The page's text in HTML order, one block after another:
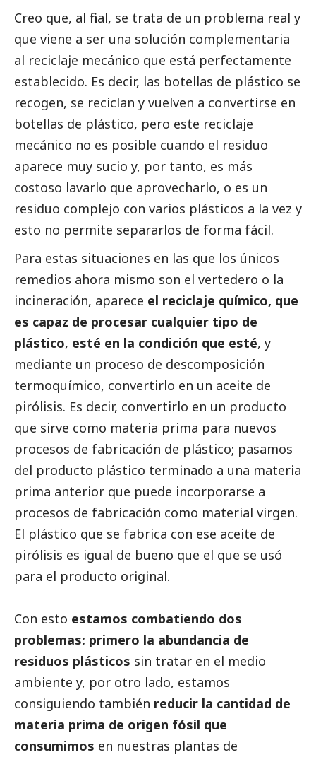
Creo que, al final, se trata de un problema real y
que viene a ser una solución complementaria
al reciclaje mecánico que está perfectamente
establecido. Es decir, las botellas de plástico se
recogen, se reciclan y vuelven a convertirse en
botellas de plástico, pero este reciclaje
mecánico no es posible cuando el residuo
aparece muy sucio y, por tanto, es más
costoso lavarlo que aprovecharlo, o es un
residuo complejo con varios plásticos a la vez y
esto no permite separarlos de forma fácil.
Para estas situaciones en las que los únicos
remedios ahora mismo son el vertedero o la
incineración, aparece el reciclaje químico, que
es capaz de procesar cualquier tipo de
plástico, esté en la condición que esté, y
mediante un proceso de descomposición
termoquímico, convertirlo en un aceite de
pirólisis. Es decir, convertirlo en un producto
que sirve como materia prima para nuevos
procesos de fabricación de plástico; pasamos
del producto plástico terminado a una materia
prima anterior que puede incorporarse a
procesos de fabricación como material virgen.
El plástico que se fabrica con ese aceite de
pirólisis es igual de bueno que el que se usó
para el producto original.
Con esto estamos combatiendo dos
problemas: primero la abundancia de
residuos plásticos sin tratar en el medio
ambiente y, por otro lado, estamos
consiguiendo también reducir la cantidad de
materia prima de origen fósil que
consumimos en nuestras plantas de